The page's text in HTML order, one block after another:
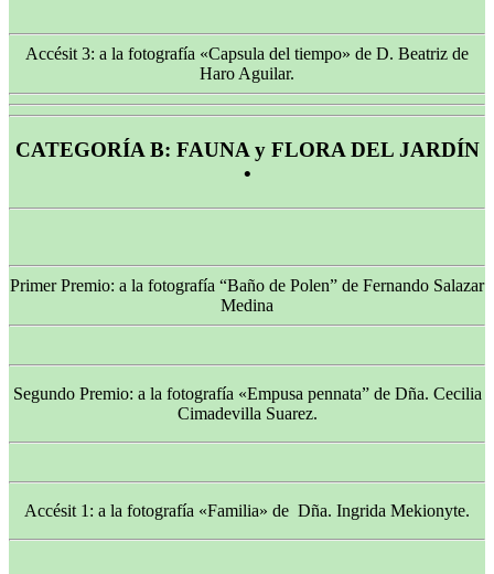
Accésit 3: a la fotografía «Capsula del tiempo» de D. Beatriz de
Haro Aguilar.
CATEGORÍA B: FAUNA y FLORA DEL JARDÍN
•
Primer Premio: a la fotografía “Baño de Polen” de Fernando Salazar
Medina
Segundo Premio: a la fotografía «Empusa pennata” de Dña. Cecilia
Cimadevilla Suarez.
Accésit 1: a la fotografía «Familia» de Dña. Ingrida Mekionyte.